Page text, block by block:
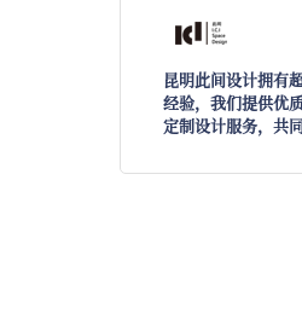
昆明此间设计拥有
经验，我们提供优
定制设计服务，共